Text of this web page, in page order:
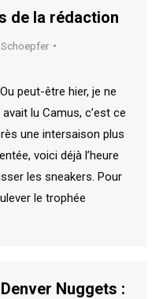
de la rédaction
peut-être hier, je ne
lu Camus, c’est ce
une intersaison plus
voici déjà l’heure
les sneakers. Pour
le trophée
Nuggets :